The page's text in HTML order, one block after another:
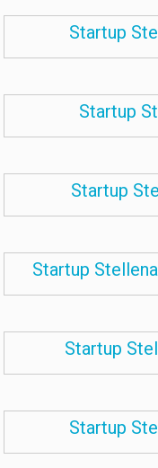
Startup
Startup
Startup
Startup
Startup
Startup